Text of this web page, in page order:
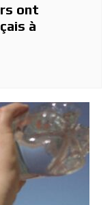
ont
à